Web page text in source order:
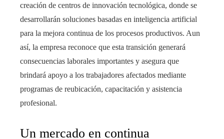
creación de centros de innovación tecnológica, donde se
desarrollarán soluciones basadas en inteligencia artificial
para la mejora continua de los procesos productivos. Aun
así, la empresa reconoce que esta transición generará
consecuencias laborales importantes y asegura que
brindará apoyo a los trabajadores afectados mediante
programas de reubicación, capacitación y asistencia
profesional.
Un mercado en continua